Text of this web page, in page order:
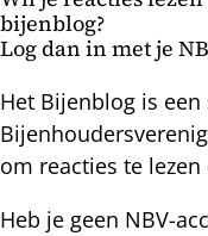
de
koninginnenteelt
bijenblog?
Log dan in met je
Het Bijenblog is
om reacties te
Heb je geen NBV-